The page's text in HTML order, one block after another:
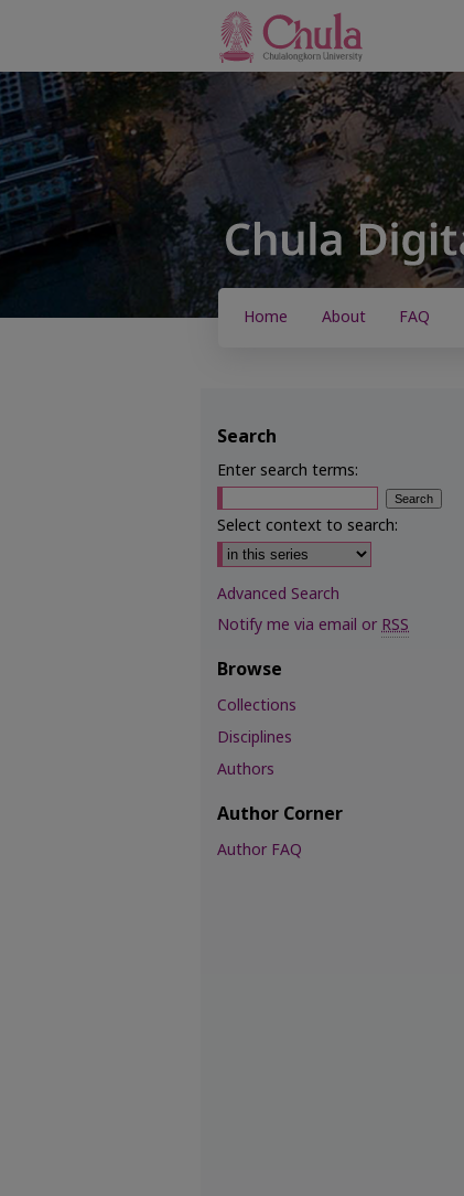
Home About FAQ
Search
Enter search terms:
Select context to search:
Advanced Search
Notify me via email orRSS
Browse
Collections
Disciplines
Authors
Author Corner
Author FAQ